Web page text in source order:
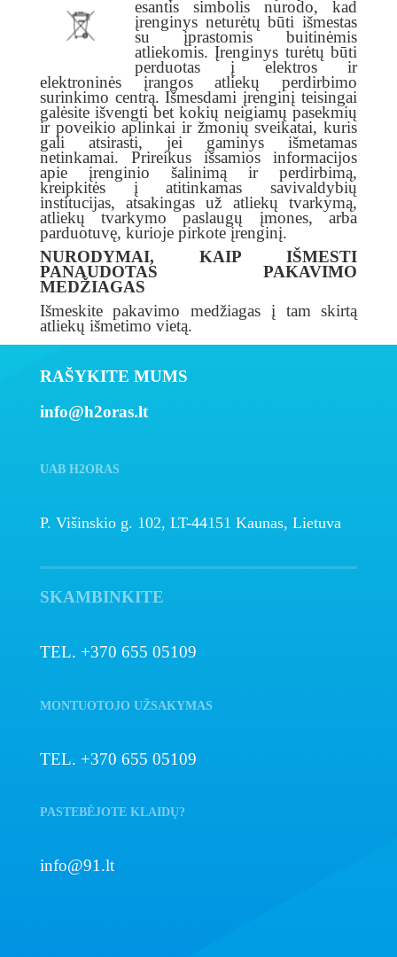
esantis simbolis nurodo, kad
įrenginys neturėtų būti išmestas
su įprastomis buitinėmis
atliekomis. Įrenginys turėtų būti
perduotas į elektros ir
elektroninės įrangos atliekų perdirbimo
surinkimo centrą. Išmesdami įrenginį teisingai
galėsite išvengti bet kokių neigiamų pasekmių
ir poveikio aplinkai ir žmonių sveikatai, kuris
gali atsirasti, jei gaminys išmetamas
netinkamai. Prireikus išsamios informacijos
apie įrenginio šalinimą ir perdirbimą,
kreipkitės į atitinkamas savivaldybių
institucijas, atsakingas už atliekų tvarkymą,
atliekų tvarkymo paslaugų įmones, arba
parduotuvę, kurioje pirkote įrenginį.
NURODYMAI, KAIP IŠMESTI
PANAUDOTAS PAKAVIMO
MEDŽIAGAS
Išmeskite pakavimo medžiagas į tam skirtą
atliekų išmetimo vietą.
RAŠYKITE MUMS
info@h2oras.lt
UAB H2ORAS
P. Višinskio g. 102, LT-44151 Kaunas, Lietuva
SKAMBINKITE
TEL. +370 655 05109
MONTUOTOJO UŽSAKYMAS
TEL. +370 655 05109
PASTEBĖJOTE KLAIDŲ?
info@91.lt